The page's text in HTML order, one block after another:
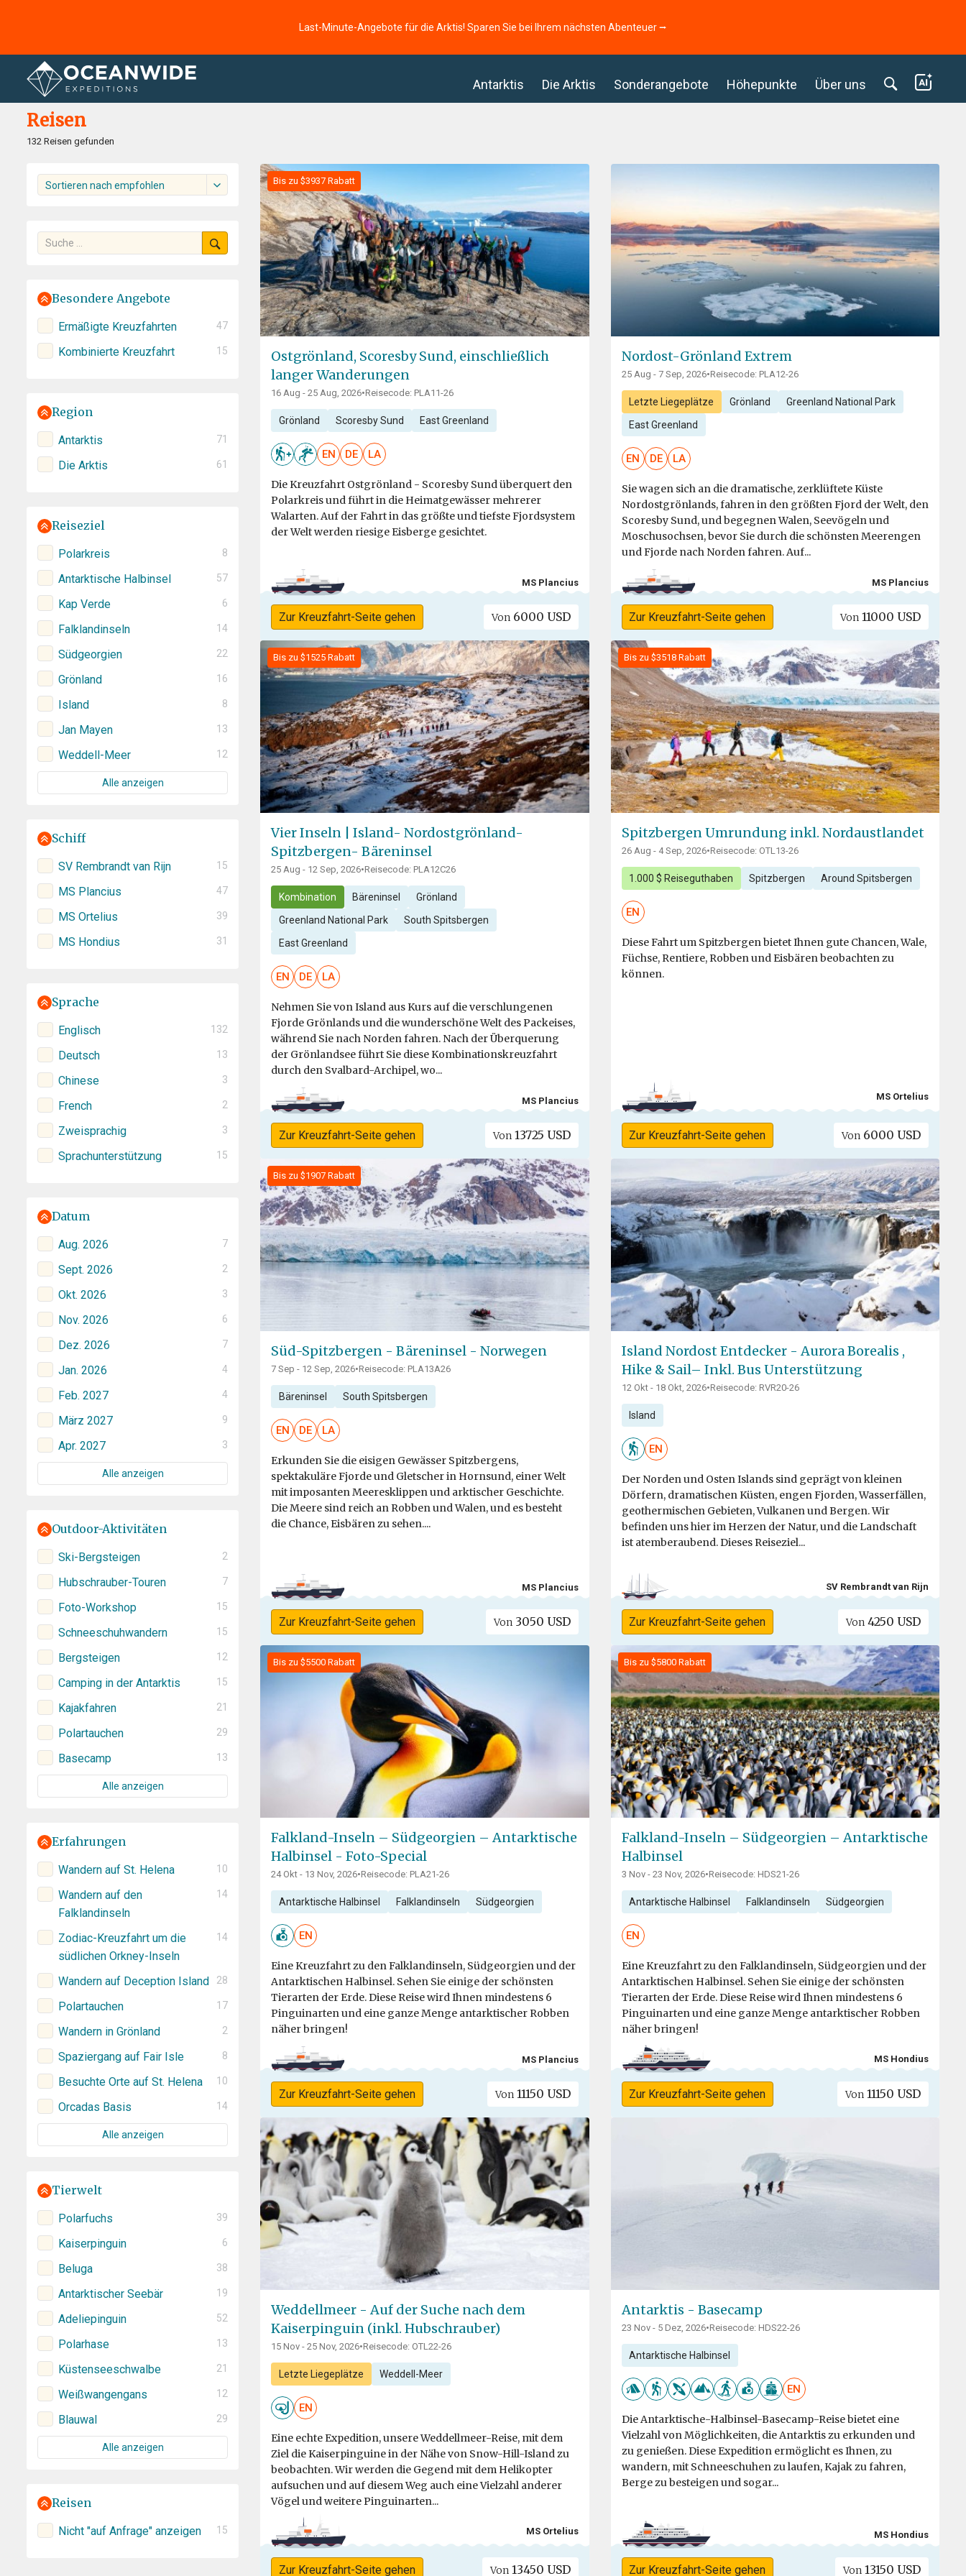
Last-Minute-Angebote für die Arktis! Sparen Sie bei Ihrem nächsten Abenteuer ⭢
Antarktis Die Arktis Sonderangebote Höhepunkte Über uns
Startseite Reisen
Reisen
132 Reisen gefunden
Sortieren nach empfohlen
Besondere Angebote
Ermäßigte Kreuzfahrten 47
Kombinierte Kreuzfahrt 15
Region
Antarktis 71
Die Arktis 61
Reiseziel
Polarkreis 8
Antarktische Halbinsel 57
Kap Verde 6
Falklandinseln 14
Südgeorgien 22
Grönland 16
Island 8
Jan Mayen 13
Weddell-Meer 12
Alle anzeigen
Schiff
SV Rembrandt van Rijn 15
MS Plancius 47
MS Ortelius 39
MS Hondius 31
Sprache
Englisch 132
Deutsch 13
Chinese 3
French 2
Zweisprachig 3
Sprachunterstützung 15
Datum
Aug. 2026 7
Sept. 2026 2
Okt. 2026 3
Nov. 2026 6
Dez. 2026 7
Jan. 2026 4
Feb. 2027 4
März 2027 9
Apr. 2027 3
Alle anzeigen
Outdoor-Aktivitäten
Ski-Bergsteigen 2
Hubschrauber-Touren 7
Foto-Workshop 15
Schneeschuhwandern 15
Bergsteigen 12
Camping in der Antarktis 15
Kajakfahren 21
Polartauchen 29
Basecamp 13
Alle anzeigen
Erfahrungen
Wandern auf St. Helena 10
Wandern auf den
Falklandinseln
14
Zodiac-Kreuzfahrt um die
südlichen Orkney-Inseln
14
Wandern auf Deception Island 28
Polartauchen 17
Wandern in Grönland 2
Spaziergang auf Fair Isle 8
Besuchte Orte auf St. Helena 10
Orcadas Basis 14
Alle anzeigen
Tierwelt
Polarfuchs 39
Kaiserpinguin 6
Beluga 38
Antarktischer Seebär 19
Adeliepinguin 52
Polarhase 13
Küstenseeschwalbe 21
Weißwangengans 12
Blauwal 29
Alle anzeigen
Reisen
Nicht "auf Anfrage" anzeigen 15
Bis zu $3937 Rabatt
Ostgrönland, Scoresby Sund, einschließlich
langer Wanderungen
16 Aug - 25 Aug, 2026•Reisecode: PLA11-26
Grönland Scoresby Sund East Greenland
EN DE LA
Die Kreuzfahrt Ostgrönland - Scoresby Sund überquert den
Polarkreis und führt in die Heimatgewässer mehrerer
Walarten. Auf der Fahrt in das größte und tiefste Fjordsystem
der Welt werden riesige Eisberge gesichtet.
MS Plancius
Zur Kreuzfahrt-Seite gehen Von6000 USD
Nordost-Grönland Extrem
25 Aug - 7 Sep, 2026•Reisecode: PLA12-26
Letzte Liegeplätze Grönland Greenland National Park
East Greenland
EN DE LA
Sie wagen sich an die dramatische, zerklüftete Küste
Nordostgrönlands, fahren in den größten Fjord der Welt, den
Scoresby Sund, und begegnen Walen, Seevögeln und
Moschusochsen, bevor Sie durch die schönsten Meerengen
und Fjorde nach Norden fahren. Auf...
MS Plancius
Zur Kreuzfahrt-Seite gehen Von 11000 USD
Bis zu $1525 Rabatt
Vier Inseln | Island- Nordostgrönland-
Spitzbergen- Bäreninsel
25 Aug - 12 Sep, 2026•Reisecode: PLA12C26
Kombination Bäreninsel Grönland
Greenland National Park South Spitsbergen
East Greenland
EN DE LA
Nehmen Sie von Island aus Kurs auf die verschlungenen
Fjorde Grönlands und die wunderschöne Welt des Packeises,
während Sie nach Norden fahren. Nach der Überquerung
der Grönlandsee führt Sie diese Kombinationskreuzfahrt
durch den Svalbard-Archipel, wo...
MS Plancius
Zur Kreuzfahrt-Seite gehen Von13725 USD
Bis zu $3518 Rabatt
Spitzbergen Umrundung inkl. Nordaustlandet
26 Aug - 4 Sep, 2026•Reisecode: OTL13-26
1.000 $ Reiseguthaben Spitzbergen Around Spitsbergen
EN
Diese Fahrt um Spitzbergen bietet Ihnen gute Chancen, Wale,
Füchse, Rentiere, Robben und Eisbären beobachten zu
können.
MS Ortelius
Zur Kreuzfahrt-Seite gehen Von 6000 USD
Bis zu $1907 Rabatt
Süd-Spitzbergen - Bäreninsel - Norwegen
7 Sep - 12 Sep, 2026•Reisecode: PLA13A26
Bäreninsel South Spitsbergen
EN DE LA
Erkunden Sie die eisigen Gewässer Spitzbergens,
spektakuläre Fjorde und Gletscher in Hornsund, einer Welt
mit imposanten Meeresklippen und arktischer Geschichte.
Die Meere sind reich an Robben und Walen, und es besteht
die Chance, Eisbären zu sehen....
MS Plancius
Zur Kreuzfahrt-Seite gehen Von3050 USD
Island Nordost Entdecker - Aurora Borealis ,
Hike & Sail– Inkl. Bus Unterstützung
12 Okt - 18 Okt, 2026•Reisecode: RVR20-26
Island
EN
Der Norden und Osten Islands sind geprägt von kleinen
Dörfern, dramatischen Küsten, engen Fjorden, Wasserfällen,
geothermischen Gebieten, Vulkanen und Bergen. Wir
befinden uns hier im Herzen der Natur, und die Landschaft
ist atemberaubend. Dieses Reiseziel...
SV Rembrandt van Rijn
Zur Kreuzfahrt-Seite gehen Von 4250 USD
Bis zu $5500 Rabatt
Falkland-Inseln – Südgeorgien – Antarktische
Halbinsel - Foto-Special
24 Okt - 13 Nov, 2026•Reisecode: PLA21-26
Antarktische Halbinsel Falklandinseln Südgeorgien
EN
Eine Kreuzfahrt zu den Falklandinseln, Südgeorgien und der
Antarktischen Halbinsel. Sehen Sie einige der schönsten
Tierarten der Erde. Diese Reise wird Ihnen mindestens 6
Pinguinarten und eine ganze Menge antarktischer Robben
näher bringen!
MS Plancius
Zur Kreuzfahrt-Seite gehen Von11150 USD
Bis zu $5800 Rabatt
Falkland-Inseln – Südgeorgien – Antarktische
Halbinsel
3 Nov - 23 Nov, 2026•Reisecode: HDS21-26
Antarktische Halbinsel Falklandinseln Südgeorgien
EN
Eine Kreuzfahrt zu den Falklandinseln, Südgeorgien und der
Antarktischen Halbinsel. Sehen Sie einige der schönsten
Tierarten der Erde. Diese Reise wird Ihnen mindestens 6
Pinguinarten und eine ganze Menge antarktischer Robben
näher bringen!
MS Hondius
Zur Kreuzfahrt-Seite gehen Von 11150 USD
Weddellmeer - Auf der Suche nach dem
Kaiserpinguin (inkl. Hubschrauber)
15 Nov - 25 Nov, 2026•Reisecode: OTL22-26
Letzte Liegeplätze Weddell-Meer
EN
Eine echte Expedition, unsere Weddellmeer-Reise, mit dem
Ziel die Kaiserpinguine in der Nähe von Snow-Hill-Island zu
beobachten. Wir werden die Gegend mit dem Helikopter
aufsuchen und auf diesem Weg auch eine Vielzahl anderer
Vögel und weitere Pinguinarten...
MS Ortelius
Zur Kreuzfahrt-Seite gehen Von13450 USD
Antarktis - Basecamp
23 Nov - 5 Dez, 2026•Reisecode: HDS22-26
Antarktische Halbinsel
EN
Die Antarktische-Halbinsel-Basecamp-Reise bietet eine
Vielzahl von Möglichkeiten, die Antarktis zu erkunden und
zu genießen. Diese Expedition ermöglicht es Ihnen, zu
wandern, mit Schneeschuhen zu laufen, Kajak zu fahren,
Berge zu besteigen und sogar...
MS Hondius
Zur Kreuzfahrt-Seite gehen Von 13150 USD